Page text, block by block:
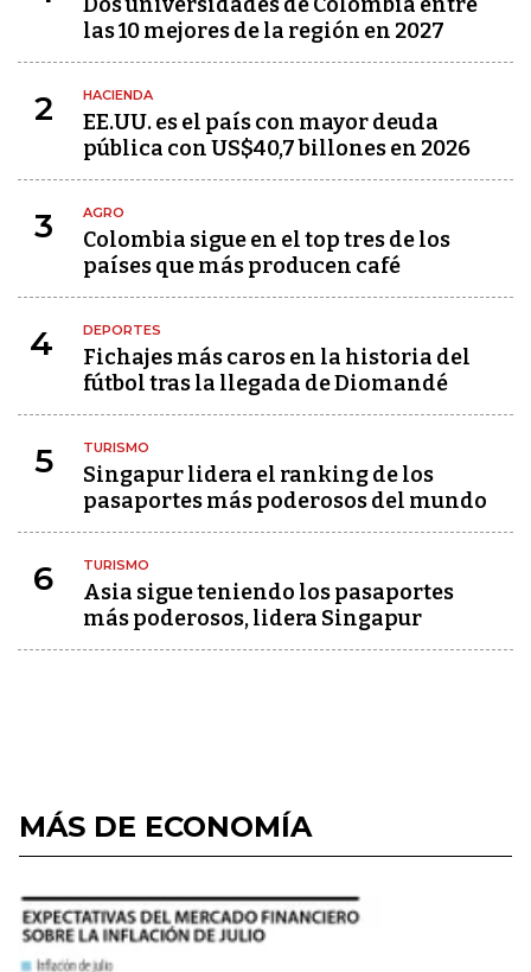
las 10 mejores de la región en 2027
2 HACIENDA
EE.UU. es el país con mayor deuda
pública con US$40,7 billones en 2026
3 AGRO
Colombia sigue en el top tres de los
países que más producen café
4 DEPORTES
Fichajes más caros en la historia del
fútbol tras la llegada de Diomandé
5 TURISMO
Singapur lidera el ranking de los
pasaportes más poderosos del mundo
6 TURISMO
Asia sigue teniendo los pasaportes
más poderosos, lidera Singapur
MÁS DE ECONOMÍA